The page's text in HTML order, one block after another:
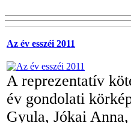
Az év esszéi 2011
A reprezentatív
év gondolati
Gyula, Jókai